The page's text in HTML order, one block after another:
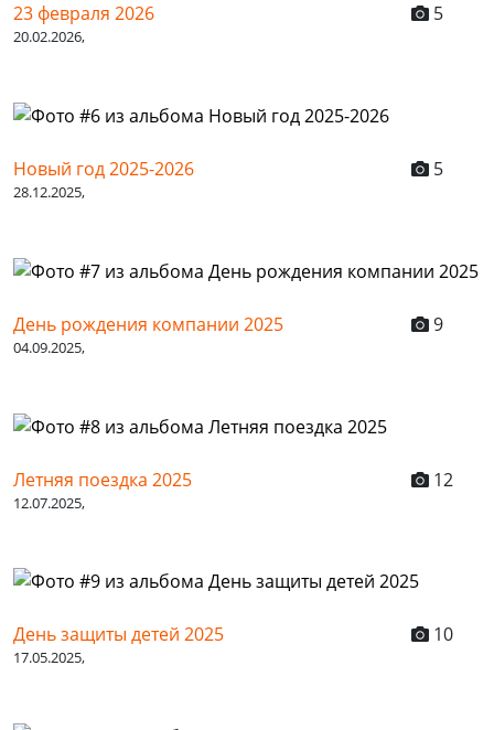
23 февраля 2026 5
20.02.2026,
Новый год 2025-2026 5
28.12.2025,
День рождения компании 2025 9
04.09.2025,
Летняя поездка 2025 12
12.07.2025,
День защиты детей 2025 10
17.05.2025,